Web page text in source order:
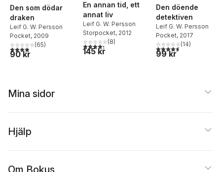
Den som dödar
draken
Leif G. W. Persson
Pocket, 2009
3,9utav 5 stjärnor. Totalt antal röster:
(65)
90 kr
En annan tid, ett
annat liv
Leif G. W. Persson
Storpocket, 2012
4,3utav 5 stjärnor. Totalt antal röster:
(8)
145 kr
Den döende
detektiven
Leif G. W. Persson
Pocket, 2017
4,6utav 5 stjärnor.
(14)
99 kr
Mina sidor
Hjälp